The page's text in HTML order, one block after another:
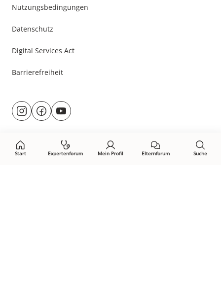
Start Expertenforum Mein Profil Elternforum Suche
Nutzungsbedingungen
Datenschutz
Digital Services Act
Barrierefreiheit
Besuche
uns@rund.ums.baby
facebook.com/rundumsbaby.de
youtube.com/@rundumsbaby_